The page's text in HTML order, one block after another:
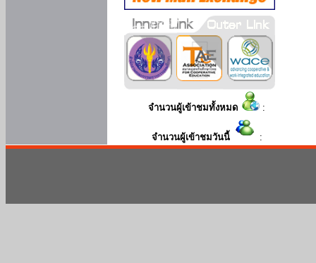
จำนวนผู้เข้าชมทั้งหมด :
จำนวนผู้เข้าชมวันนี้ :